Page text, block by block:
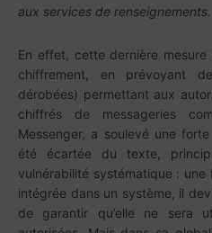
aux services de renseignements.
En effet, cette dernière
chiffrement, en prévoyant
dérobées) permettant aux
chiffrés de messageries
Messenger, a soulevé une
été écartée du texte,
vulnérabilité systématique : une
intégrée dans un système, il
de garantir qu’elle ne sera